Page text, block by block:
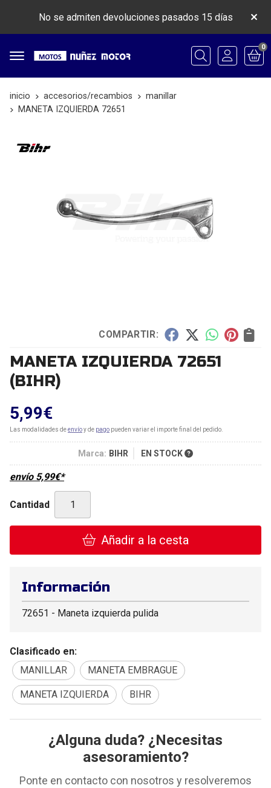
No se admiten devoluciones pasados 15 días
Buscar
0
inicio accesorios/recambios
manillar
MANETA IZQUIERDA 72651
COMPARTIR:
MANETA IZQUIERDA 72651
(BIHR)
5,99€
Las modalidades deenvíoy de pago pueden variar el importe final del pedido.
Marca: BIHR EN STOCK
envío 5,99€*
Cantidad
Añadir a la cesta
Información
72651 - Maneta izquierda pulida
Clasificado en:
MANILLAR
MANETA EMBRAGUE
MANETA IZQUIERDA BIHR
¿Alguna duda? ¿Necesitas
asesoramiento?
Ponte en contacto con nosotros y resolveremos